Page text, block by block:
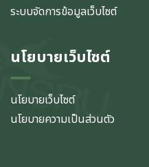
ระบบจัดการข้อมูลเว็บไซต์
นโยบายเว็บไซต์
นโยบายเว็บไซต์
นโยบายความเป็นส่วนตัว